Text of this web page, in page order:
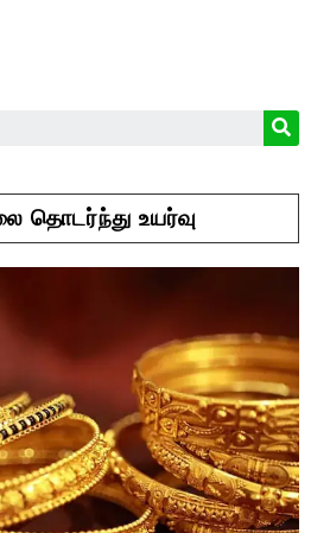
தொடர்ந்து உயர்வு